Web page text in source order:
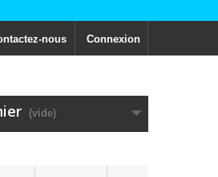
Connexion
nous
(vide)